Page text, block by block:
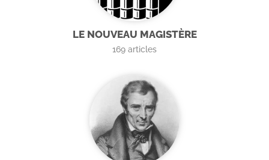
LE NOUVEAU MAGISTÈRE
169 articles